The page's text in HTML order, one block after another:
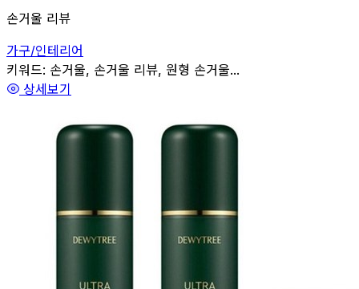
손거울 리뷰
가구/인테리어
관련
키워드: 손거울, 손거울 리뷰, 원형 손거울...
상세보기